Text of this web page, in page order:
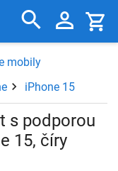
mobily
iPhone 15
s podporou
15, číry